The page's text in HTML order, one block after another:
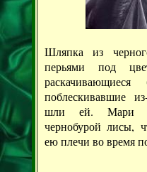
Шляпка из
перьями под
раскачивающиеся
поблескивавшие
шли ей. Мари
чернобурой лисы,
ею плечи во время